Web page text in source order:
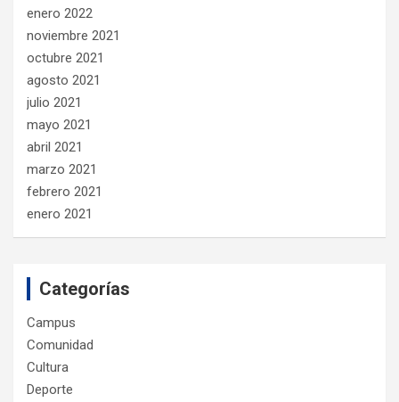
enero 2022
noviembre 2021
octubre 2021
agosto 2021
julio 2021
mayo 2021
abril 2021
marzo 2021
febrero 2021
enero 2021
Categorías
Campus
Comunidad
Cultura
Deporte